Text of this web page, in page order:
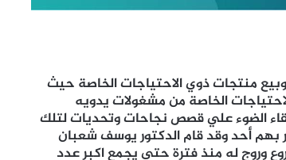
منتجات ذوي الاحتياجات الخاصة حيث
الخاصة من مشغولات يدويه
الضوء علي قصص نجاحات وتحديات لتلك
بهم أحد وقد قام الدكتور يوسف شعبان
وروج له منذ فترة حتي يجمع اكبر عدد